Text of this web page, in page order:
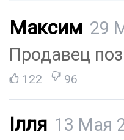
Максим 29
Продавец
122 96
Ілля 13 Мая